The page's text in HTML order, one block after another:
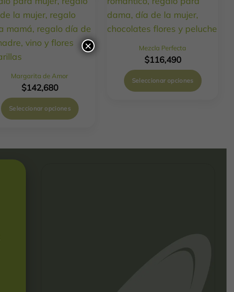
Margarita de Amor
$142,680
Seleccionar opciones
Mezcla Perfecta
$116,490
Seleccionar opciones
×